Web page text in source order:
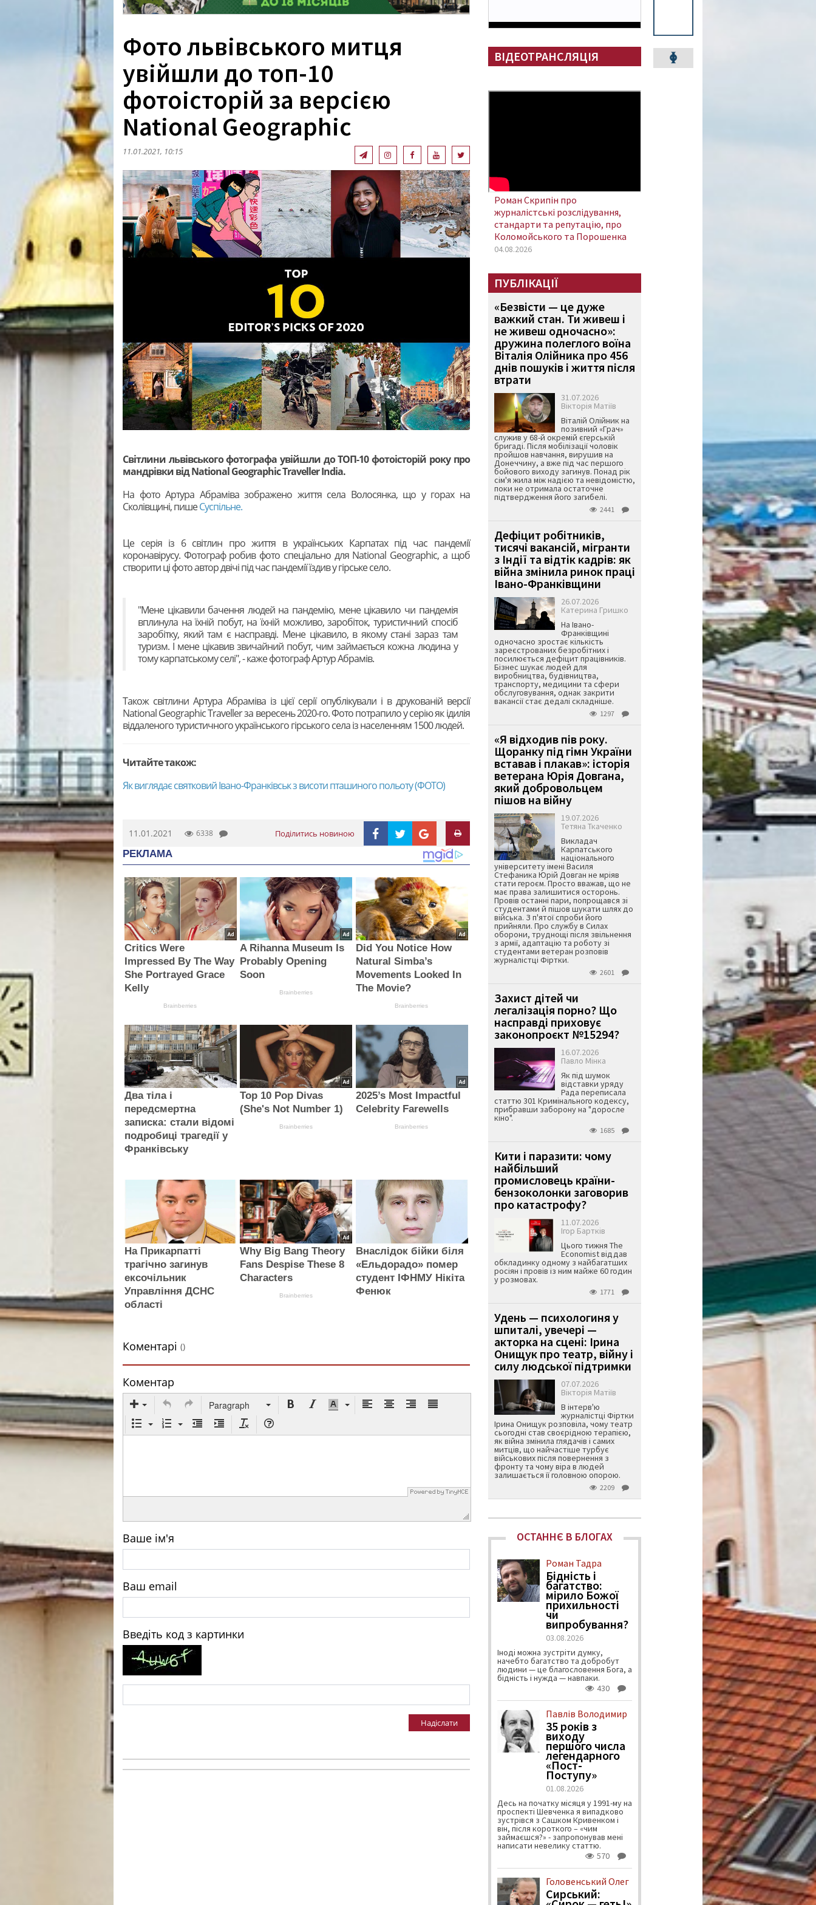
Фото львівського митця
увійшли до топ-10
фотоісторій за версією
National Geographic
11.01.2021, 10:15
Світлини львівського фотографа увійшли до ТОП-10 фотоісторій року про
мандрівки від National Geographic Traveller India.
На фото Артура Абраміва зображено життя села Волосянка, що у горах на
Сколівщині, пишеСуспільне.
Це серія із 6 світлин про життя в українських Карпатах під час пандемії
коронавірусу. Фотограф робив фото спеціально для National Geographic, а щоб
створити ці фото автор двічі під час пандемії їздив у гірське село.
"Мене цікавили бачення людей на пандемію, мене цікавило чи пандемія
вплинула на їхній побут, на їхній можливо, заробіток, туристичний спосіб
заробітку, який там є насправді. Мене цікавило, в якому стані зараз там
туризм. І мене цікавив звичайний побут, чим займається кожна людина у
тому карпатському селі", - каже фотограф Артур Абрамів.
Також світлини Артура Абраміва із цієї серії опублікували і в друкованій версії
National Geographic Traveller за вересень 2020-го. Фото потрапило у серію як ідилія
віддаленого туристичного українського гірського села із населенням 1500 людей.
Читайте також:
Як виглядає святковий Івано-Франківськ з висоти пташиного польоту (ФОТО)
11.01.2021 6338 Поділитись новиною
РЕКЛАМА
Critics Were
Impressed By The Way
She Portrayed Grace
Kelly
Brainberries
A Rihanna Museum Is
Probably Opening
Soon
Brainberries
Did You Notice How
Natural Simba’s
Movements Looked In
The Movie?
Brainberries
Два тіла і
передсмертна
записка: стали відомі
подробиці трагедії у
Франківську
Top 10 Pop Divas
(She's Not Number 1)
Brainberries
2025’s Most Impactful
Celebrity Farewells
Brainberries
На Прикарпатті
трагічно загинув
ексочільник
Управління ДСНС
області
Why Big Bang Theory
Fans Despise These 8
Characters
Brainberries
Внаслідок бійки біля
«Ельдорадо» помер
студент ІФНМУ Нікіта
Фенюк
Коментарі ()
Коментар
Paragraph
Ваше ім'я
Ваш email
Введіть код з картинки
Надіслати
ВІДЕОТРАНСЛЯЦІЯ
Роман Скрипін про
журналістські розслідування,
стандарти та репутацію, про
Коломойського та Порошенка
04.08.2026
ПУБЛІКАЦІЇ
«Безвісти — це дуже
важкий стан. Ти живеш і
не живеш одночасно»:
дружина полеглого воїна
Віталія Олійника про 456
днів пошуків і життя після
втрати
31.07.2026
Вікторія Матіїв
Віталій Олійник на
позивний «Грач»
служив у 68-й окремій єгерській
бригаді. Після мобілізації чоловік
пройшов навчання, вирушив на
Донеччину, а вже під час першого
бойового виходу загинув. Понад рік
сім'я жила між надією та невідомістю,
поки не отримала остаточне
підтвердження його загибелі.
2441
Дефіцит робітників,
тисячі вакансій, мігранти
з Індії та відтік кадрів: як
війна змінила ринок праці
Івано-Франківщини
26.07.2026
Катерина Гришко
На Івано-
Франківщині
одночасно зростає кількість
зареєстрованих безробітних і
посилюється дефіцит працівників.
Бізнес шукає людей для
виробництва, будівництва,
транспорту, медицини та сфери
обслуговування, однак закрити
вакансії стає дедалі складніше.
1297
«Я відходив пів року.
Щоранку під гімн України
вставав і плакав»: історія
ветерана Юрія Довгана,
який добровольцем
пішов на війну
19.07.2026
Тетяна Ткаченко
Викладач
Карпатського
національного
університету імені Василя
Стефаника Юрій Довган не мріяв
стати героєм. Просто вважав, що не
має права залишитися осторонь.
Провів останні пари, попрощався зі
студентами й пішов шукати шлях до
війська. З п'ятої спроби його
прийняли. Про службу в Силах
оборони, труднощі після звільнення
з армії, адаптацію та роботу зі
студентами ветеран розповів
журналістці Фіртки.
2601
Захист дітей чи
легалізація порно? Що
насправді приховує
законопроєкт №15294?
16.07.2026
Павло Мінка
Як під шумок
відставки уряду
Рада переписала
статтю 301 Кримінального кодексу,
прибравши заборону на "доросле
кіно".
1685
Кити і паразити: чому
найбільший
промисловець країни-
бензоколонки заговорив
про катастрофу?
11.07.2026
Ігор Бартків
Цього тижня The
Economist віддав
обкладинку одному з найбагатших
росіян і провів із ним майже 60 годин
у розмовах.
1771
Удень — психологиня у
шпиталі, увечері —
акторка на сцені: Ірина
Онищук про театр, війну і
силу людської підтримки
07.07.2026
Вікторія Матіїв
В інтерв'ю
журналістці Фіртки
Ірина Онищук розповіла, чому театр
сьогодні став своєрідною терапією,
як війна змінила глядачів і самих
митців, що найчастіше турбує
військових після повернення з
фронту та чому віра в людей
залишається її головною опорою.
2209
ОСТАННЄ В БЛОГАХ
Роман Тадра
Бідність і
багатство:
мірило Божої
прихильності
чи
випробування?
03.08.2026
Іноді можна зустріти думку,
начебто багатство та добробут
людини — це благословення Бога, а
бідність і нужда — навпаки.
430
Павлів Володимир
35 років з
виходу
першого числа
легендарного
«Пост-
Поступу»
01.08.2026
Десь на початку місяця у 1991-му на
проспекті Шевченка я випадково
зустрівся з Сашком Кривенком і
він, після короткого – «чим
займаєшся?» - запропонував мені
написати невелику статтю.
570
Головенський Олег
Сирський: